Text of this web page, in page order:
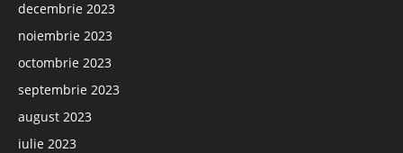
decembrie 2023
noiembrie 2023
octombrie 2023
septembrie 2023
august 2023
iulie 2023